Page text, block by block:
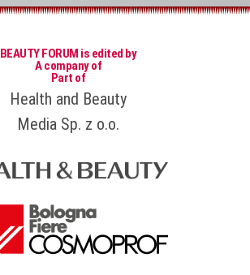
BEAUTY FORUM is edited by
A company of
Part of
Health and Beauty
Media Sp. z o.o.